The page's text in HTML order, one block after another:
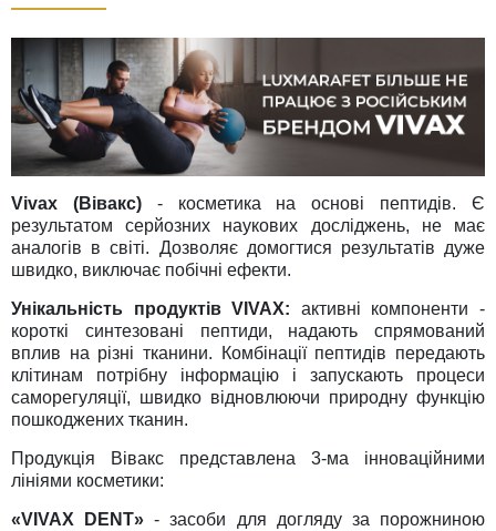
Vivax (Вівакс)- косметика на основі пептидів. Є
результатом серйозних наукових досліджень, не має
аналогів в світі. Дозволяє домогтися результатів дуже
швидко, виключає побічні ефекти.
Унікальність продуктів VIVAX: активні компоненти -
короткі синтезовані пептиди, надають спрямований
вплив на різні тканини. Комбінації пептидів передають
клітинам потрібну інформацію і запускають процеси
саморегуляції, швидко відновлюючи природну функцію
пошкоджених тканин.
Продукція Вівакс представлена 3-ма інноваційними
лініями косметики:
«VIVAX DENT» - засоби для догляду за порожниною